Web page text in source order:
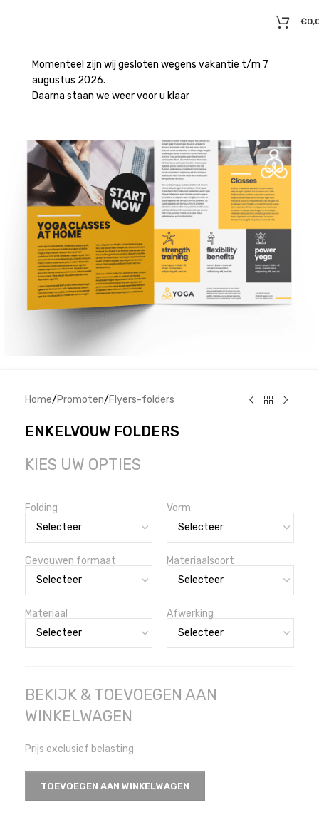
Momenteel zijn wij gesloten wegens vakantie t/m 7
augustus 2026.
Daarna staan we weer voor u klaar
€
Home/Promoten/Flyers-folders
ENKELVOUW FOLDERS
KIES UW OPTIES
Folding Vorm
Gevouwen formaat Materiaalsoort
Materiaal Afwerking
BEKIJK & TOEVOEGEN AAN
WINKELWAGEN
Prijs exclusief belasting
TOEVOEGEN AAN WINKELWAGEN